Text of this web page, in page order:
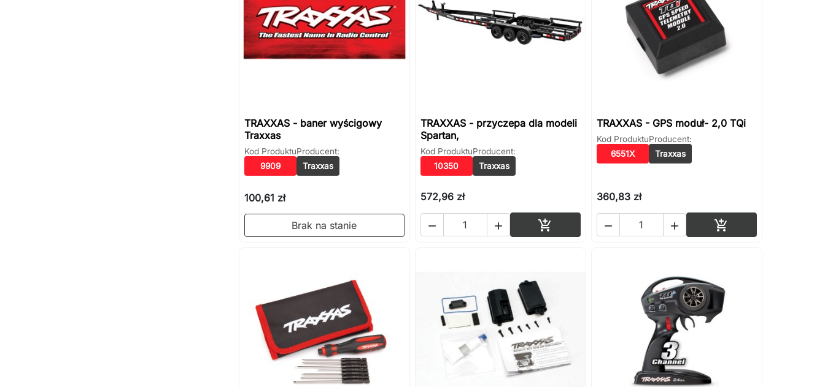
TRAXXAS - baner wyścigowy
Traxxas
Kod Produktu
9909
Producent:
Traxxas
100,61 zł
Brak na stanie
TRAXXAS - przyczepa dla modeli
Spartan,
Kod Produktu
10350
Producent:
Traxxas
572,96 zł
   Dodaj do koszyka
TRAXXAS - GPS moduł- 2,0 TQi
Kod Produktu
6551X
Producent:
Traxxas
360,83 zł
  